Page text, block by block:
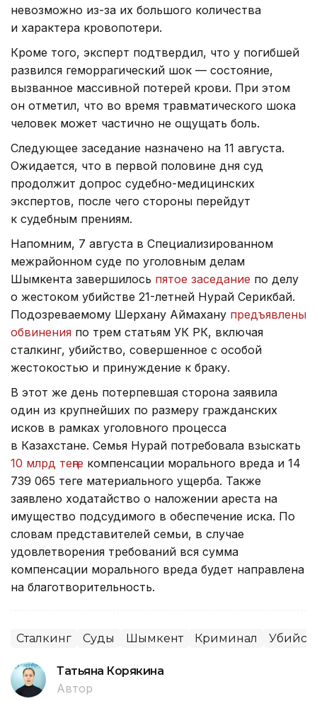
невозможно из-за их большого количества
и характера кровопотери.
Кроме того, эксперт подтвердил, что у погибшей
развился геморрагический шок — состояние,
вызванное массивной потерей крови. При этом
он отметил, что во время травматического шока
человек может частично не ощущать боль.
Следующее заседание назначено на 11 августа.
Ожидается, что в первой половине дня суд
продолжит допрос судебно-медицинских
экспертов, после чего стороны перейдут
к судебным прениям.
Напомним, 7 августа в Специализированном
межрайонном суде по уголовным делам
Шымкента завершилось пятое заседание по делу
о жестоком убийстве 21-летней Нурай Серикбай.
Подозреваемому Шерхану Аймахану предъявлены
обвинения по трем статьям УК РК, включая
сталкинг, убийство, совершенное с особой
жестокостью и принуждение к браку.
В этот же день потерпевшая сторона заявила
один из крупнейших по размеру гражданских
исков в рамках уголовного процесса
в Казахстане. Семья Нурай потребовала взыскать
10 млрд теңге компенсации морального вреда и 14
739 065 теңге материального ущерба. Также
заявлено ходатайство о наложении ареста на
имущество подсудимого в обеспечение иска. По
словам представителей семьи, в случае
удовлетворения требований вся сумма
компенсации морального вреда будет направлена
на благотворительность.
Сталкинг Суды Шымкент Криминал
Татьяна Корякина
Автор